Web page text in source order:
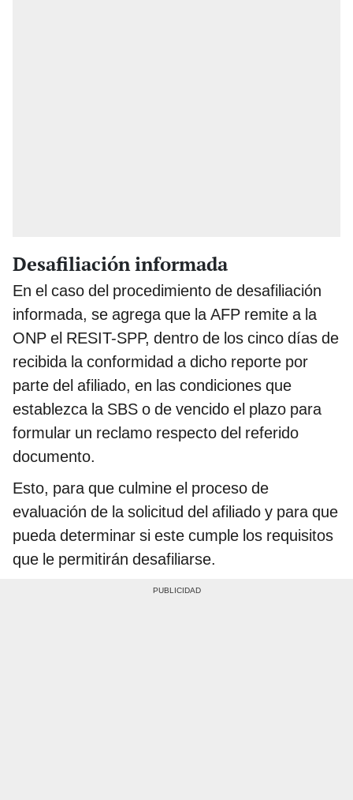
Desafiliación informada
En el caso del procedimiento de desafiliación
informada, se agrega que la AFP remite a la
ONP el RESIT-SPP, dentro de los cinco días de
recibida la conformidad a dicho reporte por
parte del afiliado, en las condiciones que
establezca la SBS o de vencido el plazo para
formular un reclamo respecto del referido
documento.
Esto, para que culmine el proceso de
evaluación de la solicitud del afiliado y para que
pueda determinar si este cumple los requisitos
que le permitirán desafiliarse.